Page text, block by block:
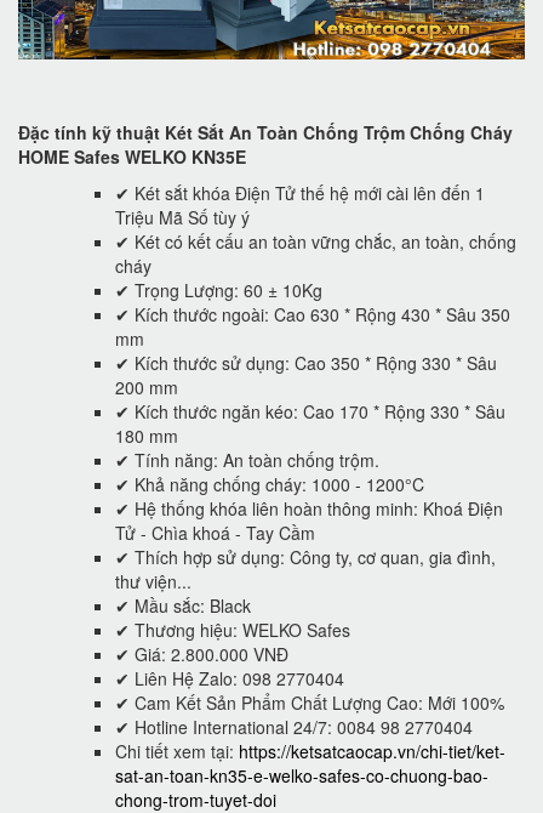
Đặc tính kỹ thuật Két Sắt An Toàn Chống Trộm Chống Cháy
HOME Safes WELKO KN35E
✔ Két sắt khóa Điện Tử thế hệ mới cài lên đến 1
Triệu Mã Số tùy ý
✔ Két có kết cấu an toàn vững chắc, an toàn, chống
cháy
✔ Trọng Lượng: 60 ± 10Kg
✔ Kích thước ngoài: Cao 630 * Rộng 430 * Sâu 350
mm
✔ Kích thước sử dụng: Cao 350 * Rộng 330 * Sâu
200 mm
✔ Kích thước ngăn kéo: Cao 170 * Rộng 330 * Sâu
180 mm
✔ Tính năng: An toàn chống trộm.
✔ Khả năng chống cháy: 1000 - 1200°C
✔ Hệ thống khóa liên hoàn thông minh: Khoá Điện
Tử - Chìa khoá - Tay Cầm
✔ Thích hợp sử dụng: Công ty, cơ quan, gia đình,
thư viện...
✔ Mầu sắc: Black
✔ Thương hiệu: WELKO Safes
✔ Giá: 2.800.000 VNĐ
✔ Liên Hệ Zalo: 098 2770404
✔ Cam Kết Sản Phẩm Chất Lượng Cao: Mới 100%
✔ Hotline International 24/7: 0084 98 2770404
Chi tiết xem tại: https://ketsatcaocap.vn/chi-tiet/ket-
sat-an-toan-kn35-e-welko-safes-co-chuong-bao-
chong-trom-tuyet-doi